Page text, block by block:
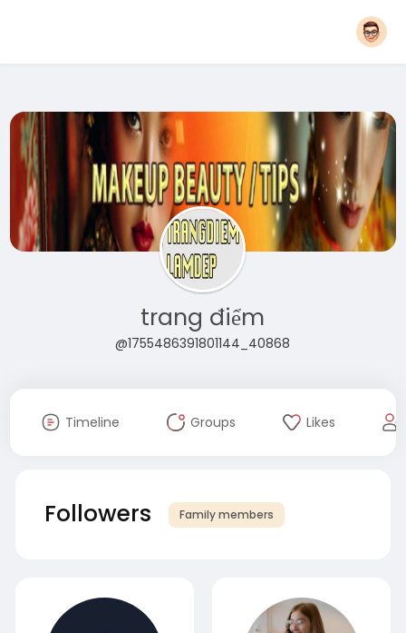
trang điểm
@1755486391801144_40868
Timeline Groups Likes
Followers Family members